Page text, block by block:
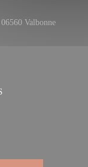
Valbonne((otevře